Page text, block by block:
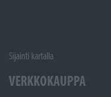
Sijainti kartalla
VERKKOKAUPPA